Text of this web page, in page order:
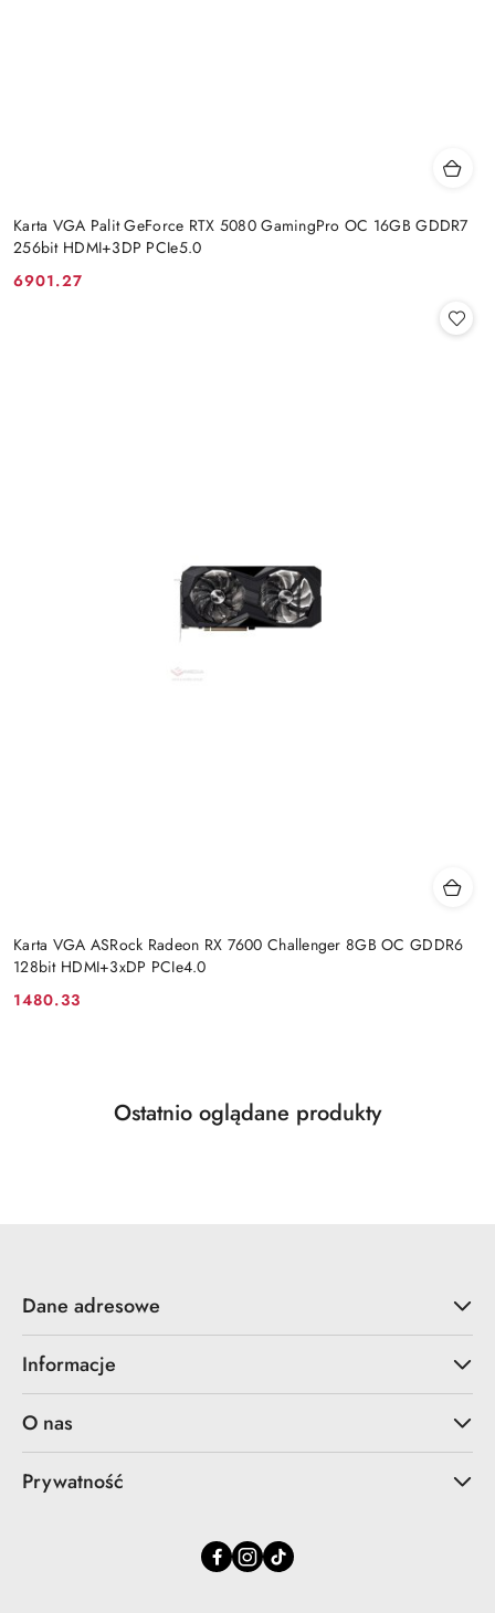
Karta VGA Palit GeForce RTX 5080 GamingPro OC 16GB GDDR7
256bit HDMI+3DP PCIe5.0
Cena:
6901.27
Karta VGA ASRock Radeon RX 7600 Challenger 8GB OC GDDR6
128bit HDMI+3xDP PCIe4.0
Cena:
1480.33
Pomiń karuzelę produktów
Produkty
Ostatnio oglądane produkty
Dane adresowe
Informacje
O nas
Prywatność